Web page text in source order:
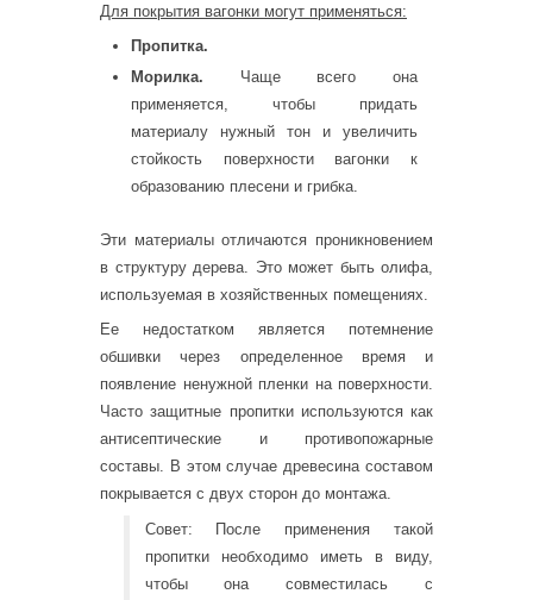
Для покрытия вагонки могут применяться:
Пропитка.
Морилка. Чаще всего она
применяется, чтобы придать
материалу нужный тон и увеличить
стойкость поверхности вагонки к
образованию плесени и грибка.
Эти материалы отличаются проникновением
в структуру дерева. Это может быть олифа,
используемая в хозяйственных помещениях.
Ее недостатком является потемнение
обшивки через определенное время и
появление ненужной пленки на поверхности.
Часто защитные пропитки используются как
антисептические и противопожарные
составы. В этом случае древесина составом
покрывается с двух сторон до монтажа.
Совет: После применения такой
пропитки необходимо иметь в виду,
чтобы она совместилась с